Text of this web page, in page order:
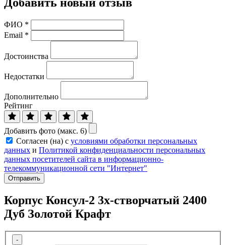
ФИО *
Email *
Достоинства
Недостатки
Дополнительно
Рейтинг
Добавить фото (макс. 6)
Согласен (на) с условиями обработки персональных
данных и Политикой конфиденциальности персональных
данных посетителей сайта в информационно-
телекоммуникационной сети "Интернет"
Отправить
Корпус Консул-2 3х-створчатый 2400
Дуб Золотой Крафт
-